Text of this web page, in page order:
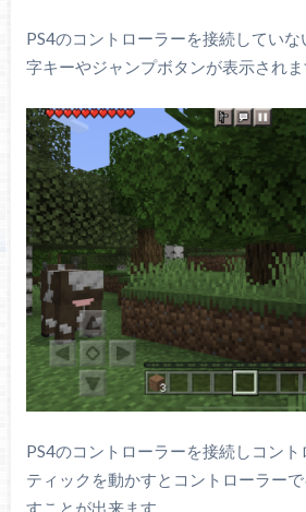
PS4のコントローラーを接続してい
字キーやジャンプボタンが表示されま
PS4のコントローラーを接続しコン
ティックを動かすとコントローラー
すことが出来ます。